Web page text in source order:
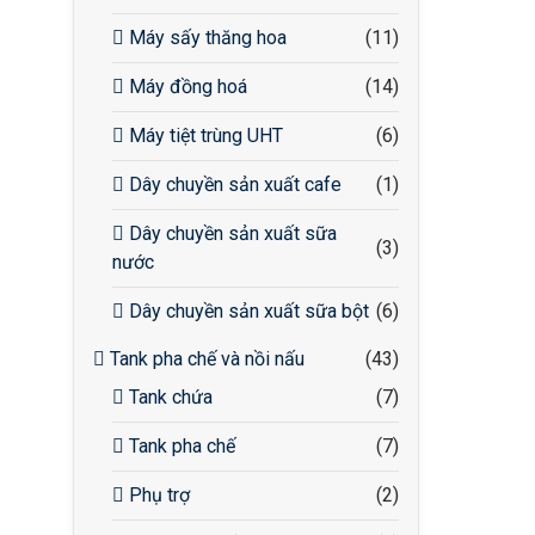
Máy sấy thăng hoa (11)
Máy đồng hoá (14)
Máy tiệt trùng UHT (6)
Dây chuyền sản xuất cafe (1)
Dây chuyền sản xuất sữa
nước
(3)
Dây chuyền sản xuất sữa bột (6)
Tank pha chế và nồi nấu
(43)
Tank chứa
(7)
Tank pha chế (7)
Phụ trợ (2)